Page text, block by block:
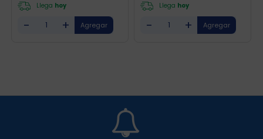
Llega hoy
- +
Llega hoy
- +